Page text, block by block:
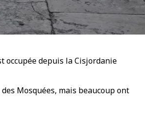
occupée depuis la Cisjordanie
Mosquées, mais beaucoup ont